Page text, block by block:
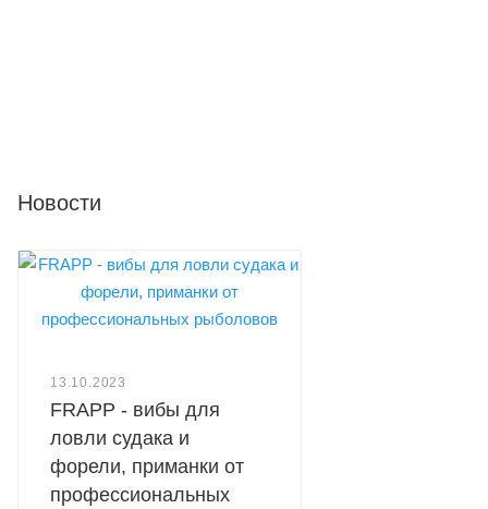
Новости
13.10.2023
FRAPP - вибы для
ловли судака и
форели, приманки от
профессиональных